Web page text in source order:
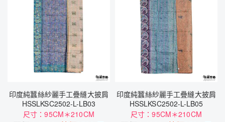
印度純蠶絲紗麗手工疊縫大披肩
HSSLKSC2502-L-LB03
尺寸：95CM＊210CM
印度純蠶絲紗麗手工疊縫大披肩
HSSLKSC2502-L-LB05
尺寸：95CM＊210CM